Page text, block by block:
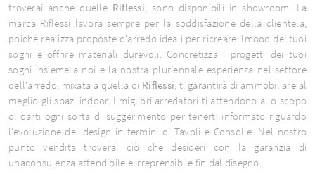
troverai anche quelle Riflessi, sono disponibili in showroom. La
marca Riflessi lavora sempre per la soddisfazione della clientela,
poiché realizza proposte d'arredo ideali per ricreare ilmood dei tuoi
sogni e offrire materiali durevoli. Concretizza i progetti dei tuoi
sogni insieme a noi e la nostra pluriennale esperienza nel settore
dell'arredo, mixata a quella di Riflessi, ti garantirà di ammobiliare al
meglio gli spazi indoor. I migliori arredatori ti attendono allo scopo
di darti ogni sorta di suggerimento per tenerti informato riguardo
l'evoluzione del design in termini di Tavoli e Consolle. Nel nostro
punto vendita troverai ciò che desideri con la garanzia di
unaconsulenza attendibile e irreprensibile fin dal disegno.